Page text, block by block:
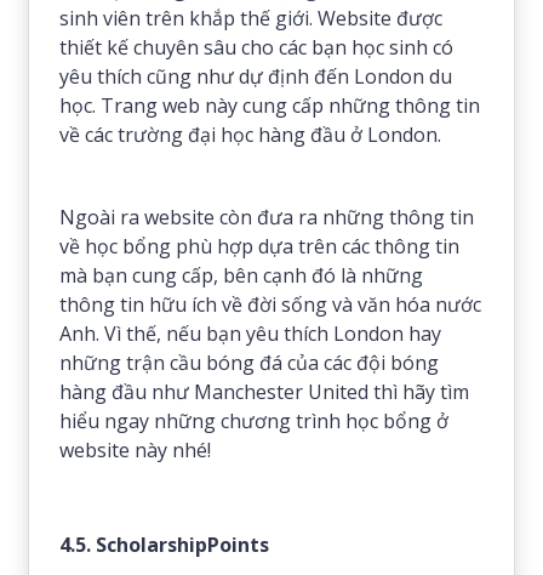
sinh viên trên khắp thế giới. Website được
thiết kế chuyên sâu cho các bạn học sinh có
yêu thích cũng như dự định đến London du
học. Trang web này cung cấp những thông tin
về các trường đại học hàng đầu ở London.
Ngoài ra website còn đưa ra những thông tin
về học bổng phù hợp dựa trên các thông tin
mà bạn cung cấp, bên cạnh đó là những
thông tin hữu ích về đời sống và văn hóa nước
Anh. Vì thế, nếu bạn yêu thích London hay
những trận cầu bóng đá của các đội bóng
hàng đầu như Manchester United thì hãy tìm
hiểu ngay những chương trình học bổng ở
website này nhé!
4.5. ScholarshipPoints